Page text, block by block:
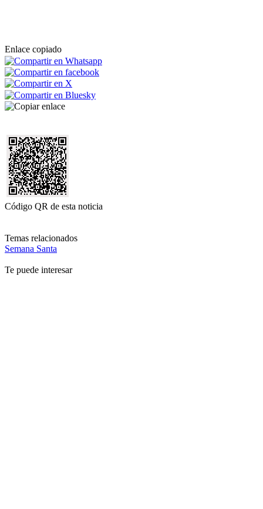
Enlace copiado
Código QR de esta noticia
Temas relacionados
Semana Santa
Te puede interesar